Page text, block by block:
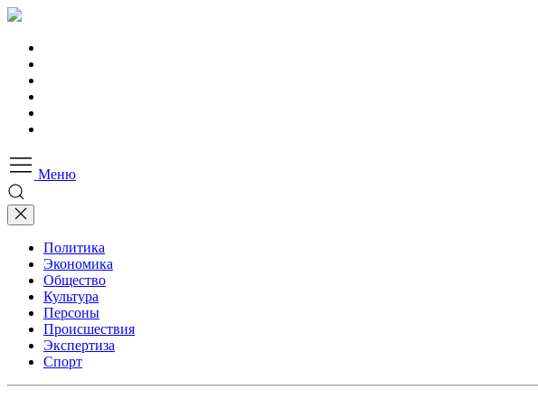
Меню
Политика
Экономика
Общество
Культура
Персоны
Происшествия
Экспертиза
Спорт